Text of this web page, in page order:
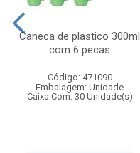
Caneca de plastico 300ml
com 6 pecas
Código: 471090
Embalagem: Unidade
Caixa Com: 30 Unidade(s)